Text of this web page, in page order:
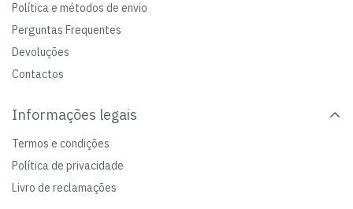
Política e métodos de envio
Perguntas Frequentes
Devoluções
Contactos
Informações legais
Termos e condições
Política de privacidade
Livro de reclamações